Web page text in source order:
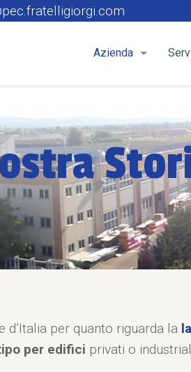
Azienda
d’Italia per quanto riguarda la
per edifici privati o